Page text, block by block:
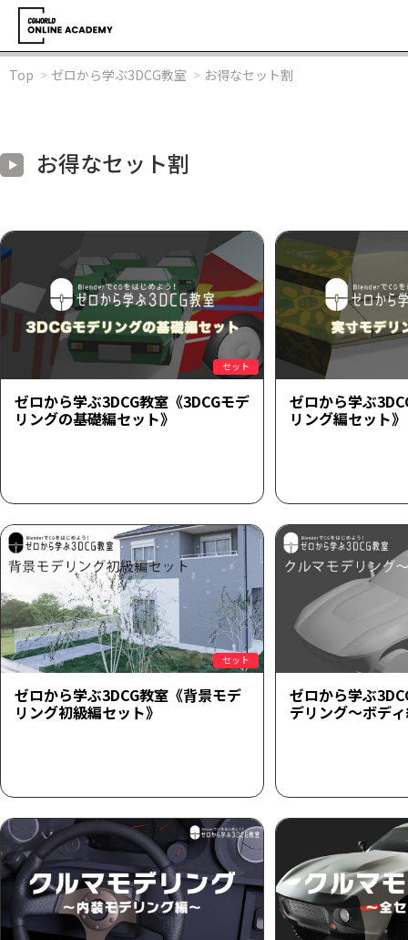
Top ゼロから学ぶ3DCG教室 お得なセット割
お得なセット割
セット
ゼロから学ぶ3DCG教室《3DCGモデ
リングの基礎編セット》
ゼロから学ぶ
リング編セット》
セット
ゼロから学ぶ3DCG教室《背景モデ
リング初級編セット》
ゼロから学ぶ
デリング～ボデ